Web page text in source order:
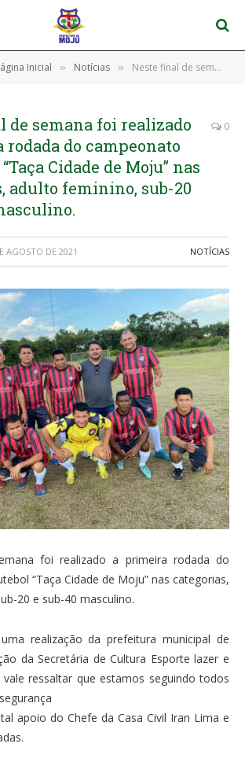
Inicial » Notícias » Neste final de semana foi realizado a primeira rodada do campeonato de futebol “Taça Cidade de Moju” nas categorias, adulto feminino, sub-20 e sub-40 masculino.
de semana foi realizado
do campeonato
Cidade de Moju” nas
adulto feminino, sub-20
0
AGOSTO DE 2021 NOTÍCIAS
foi realizado a primeira rodada do
“Taça Cidade de Moju” nas categorias,
20 e sub-40 masculino.
realização da prefeitura municipal de
da Secretária de Cultura Esporte lazer e
ressaltar que estamos seguindo todos
apoio do Chefe da Casa Civil Iran Lima e